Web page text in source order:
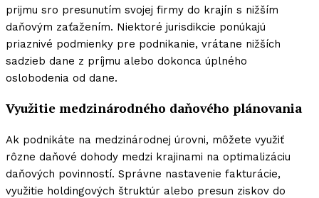
prijmu sro presunutím svojej firmy do krajín s nižším
daňovým zaťažením. Niektoré jurisdikcie ponúkajú
priaznivé podmienky pre podnikanie, vrátane nižších
sadzieb dane z príjmu alebo dokonca úplného
oslobodenia od dane.
Využitie medzinárodného daňového plánovania
Ak podnikáte na medzinárodnej úrovni, môžete využiť
rôzne daňové dohody medzi krajinami na optimalizáciu
daňových povinností. Správne nastavenie fakturácie,
využitie holdingových štruktúr alebo presun ziskov do